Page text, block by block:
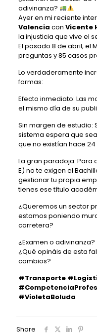
adivinanza?
Ayer en mi reciente
Valencia con Vicente
la injusticia que vive el
El pasado 8 de abril, el
preguntas y 85 casos
Lo verdaderamente
formas:
Efecto inmediato: Las
el mismo día de su
Sin margen de estudio:
sistema espera que
que no existían hace 24
La gran paradoja: Para
E) no te exigen el
gestionar tu propia
tienes ese título
¿Queremos un sector
estamos poniendo
carretera?
¿Examen o adivinanza?
¿Qué opináis de esta
cambios?
#Transporte
#VioletaBoluda
Share